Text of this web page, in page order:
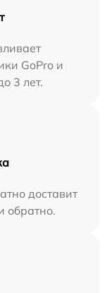
GoPro и
3 лет.
доставит
обратно.